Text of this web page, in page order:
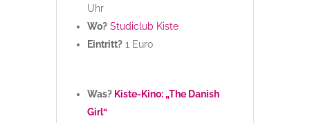
Uhr
Wo? Studiclub Kiste
Eintritt?1 Euro
Was? Kiste-Kino: „The Danish
Girl“